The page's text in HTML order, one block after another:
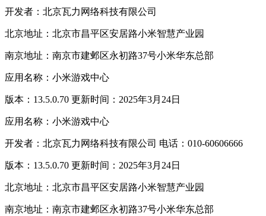
开发者：北京瓦力网络科技有限公司
北京地址：北京市昌平区安居路小米智慧产业园
南京地址：南京市建邺区永初路37号小米华东总部
应用名称：小米游戏中心
版本：13.5.0.70 更新时间：2025年3月24日
应用名称：小米游戏中心
开发者：北京瓦力网络科技有限公司 电话：010-60606666
版本：13.5.0.70 更新时间：2025年3月24日
北京地址：北京市昌平区安居路小米智慧产业园
南京地址：南京市建邺区永初路37号小米华东总部